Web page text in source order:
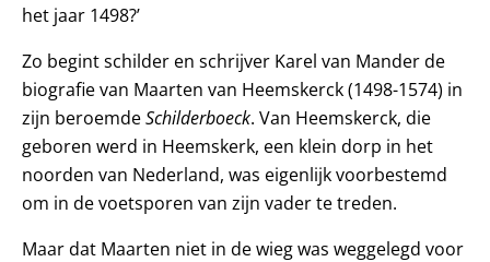
het jaar 1498?’
Zo begint schilder en schrijver Karel van Mander de
biografie van Maarten van Heemskerck (1498-1574) in
zijn beroemdeSchilderboeck. Van Heemskerck, die
geboren werd in Heemskerk, een klein dorp in het
noorden van Nederland, was eigenlijk voorbestemd
om in de voetsporen van zijn vader te treden.
Maar dat Maarten niet in de wieg was weggelegd voor